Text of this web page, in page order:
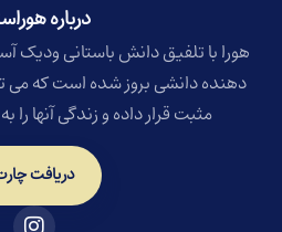
درباره
هورا با تلفیق دانش باستانی ودیک
دهنده دانشی بروز شده است که می
مثبت قرار داده و زندگی آنها را
دریافت